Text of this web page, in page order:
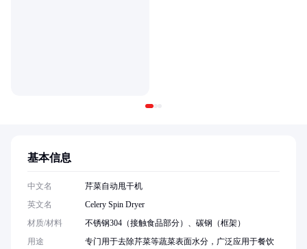
基本信息
中文名
芹菜自动甩干机
英文名
Celery Spin Dryer
材质/材料
不锈钢304（接触食品部分）、碳钢（框架）
用途
专门用于去除芹菜等蔬菜表面水分，广泛应用于餐饮